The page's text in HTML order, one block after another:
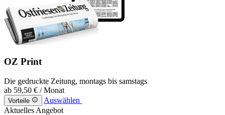
OZ Print
Die gedruckte Zeitung, montags bis samstags
ab 59,50 € / Monat
Vorteile
Auswählen
Aktuelles Angebot